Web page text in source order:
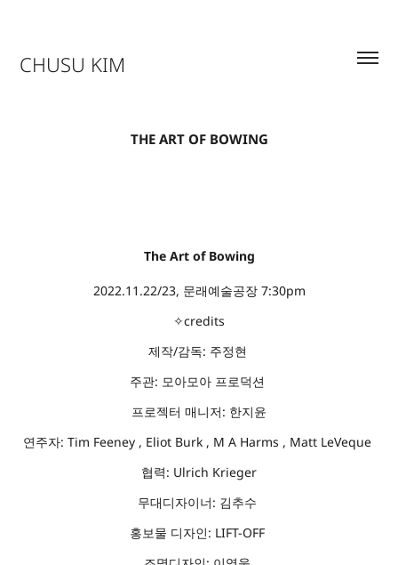
CHUSU KIM
THE ART OF BOWING
The Art of Bowing
2022.11.22/23, 문래예술공장 7:30pm
✧credits
제작/감독: 주정현
주관: 모아모아 프로덕션
프로젝터 매니저: 한지윤
연주자: Tim Feeney , Eliot Burk , M A Harms , Matt LeVeque
협력: Ulrich Krieger
무대디자이너: 김추수
홍보물 디자인: LIFT-OFF